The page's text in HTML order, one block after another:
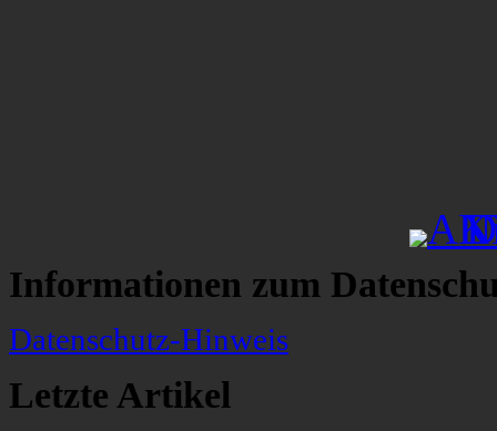
Informationen zum
Datenschutz-Hinweis
Letzte Artikel